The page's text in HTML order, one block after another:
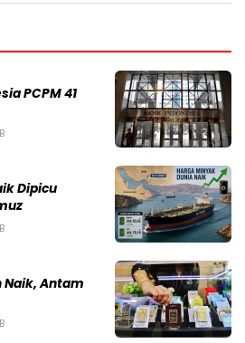
PCPM 41
Dipicu
Naik, Antam